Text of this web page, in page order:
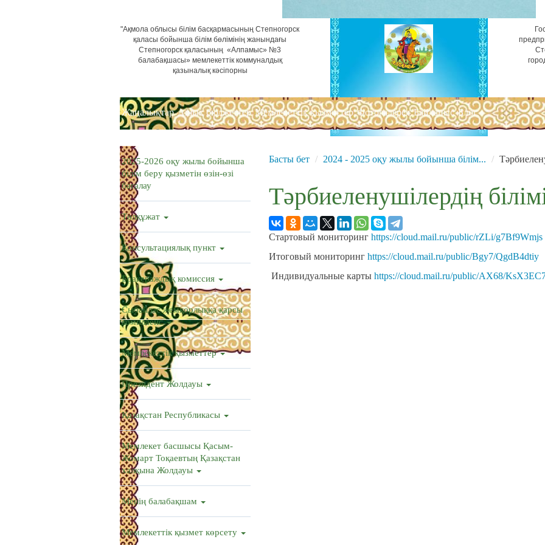
"Ақмола облысы білім басқармасының Степногорск
қаласы бойынша білім бөлімінің жанындағы
Степногорск қаласының «Алпамыс» №3
балабақшасы» мемлекеттік коммуналдық
қазыналық кәсіпорны
Жаңалықтар Ашық бюджеттер Мемлекеттік қызметтер Фотогалерея Байланыс Блог
2025-2026 оқу жылы бойынша
білім беру қызметін өзін-өзі
бағалау
Төлқұжат
Консультациялық пункт
Бракераждық комиссия
Сыбайлас жемқорлыққа қарсы
комплаенс
Мемлекеттік қызметтер
Президент Жолдауы
Қазақстан Республикасы
Мемлекет басшысы Қасым-
Жомарт Тоқаевтың Қазақстан
халқына Жолдауы
Менің балабақшам
Мемлекеттік қызмет көрсету
Басты бет 2024 - 2025 оқу жылы бойынша білім...
Тәрбиеленушілердің
Стартовый мониторинг https://cloud.mail.ru/public/rZLi/g7Bf9Wmjs
Итоговый мониторинг https://cloud.mail.ru/public/Bgy7/QgdB4dtiy
Индивидуальные карты https://cloud.mail.ru/public/AX68/